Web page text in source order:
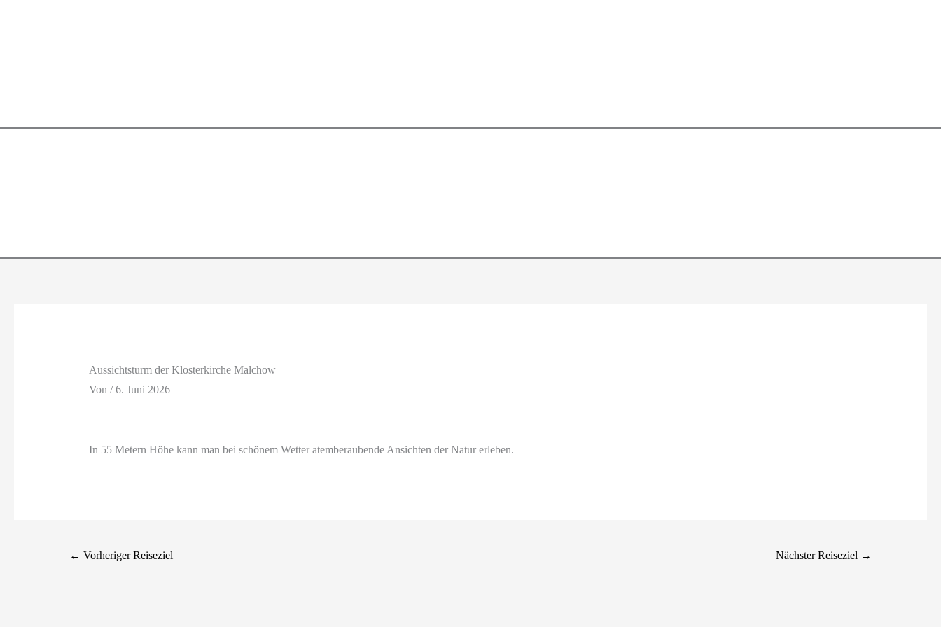
Aussichtsturm der Klosterkirche Malchow
Von /6. Juni 2026
In 55 Metern Höhe kann man bei schönem Wetter atemberaubende Ansichten der Natur erleben.
← Vorheriger Reiseziel Nächster Reiseziel →